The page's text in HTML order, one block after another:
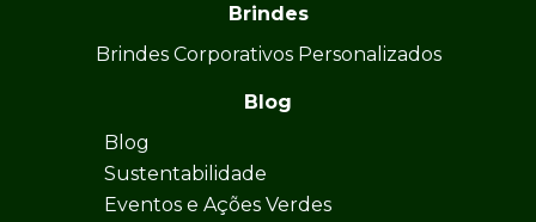
Brindes
Brindes Corporativos Personalizados
Blog
Blog
Sustentabilidade
Eventos e Ações Verdes